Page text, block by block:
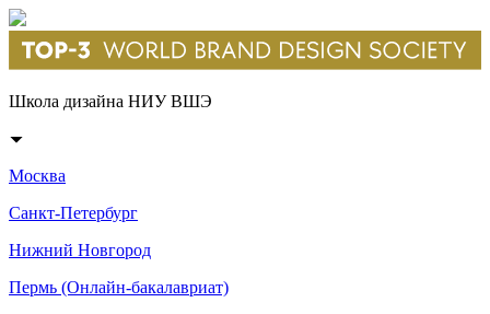
Школа дизайна НИУ ВШЭ
Москва
Санкт-Петербург
Нижний Новгород
Пермь (Онлайн-бакалавриат)